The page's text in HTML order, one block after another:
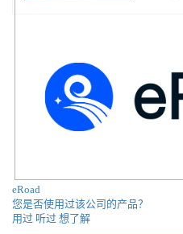
Opportunity Demo Day —— 联合
育、公共服务、社会公平等领域的潜力。 华盛顿
—— 邀请经济学者与政策制定者
就业与生产力的长期影响。 这些实践动作强化了 OpenAI 的外部形
将“AI 流利度”打造成人才市场的“
也在争取舆论与政策的支持。 但
作”，还是仅仅提高了部分人的效
eRoad
您是否使用过该公司的产品？
用过 听过 想了解